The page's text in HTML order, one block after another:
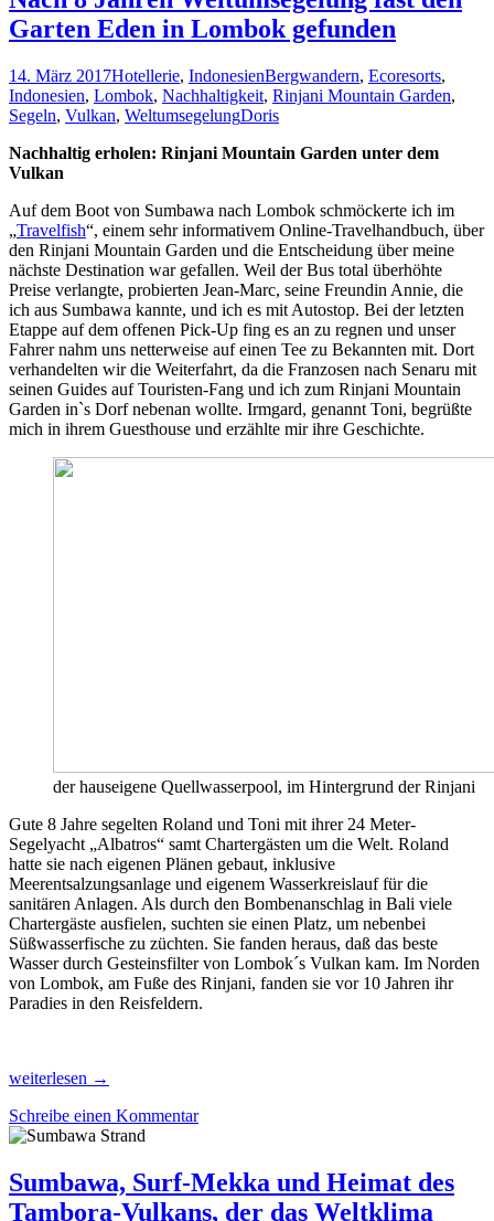
der
Gili
Eco
Lodge
Garten Eden in Lombok gefunden
14. März 2017Hotellerie, IndonesienBergwandern, Ecoresorts,
Indonesien, Lombok, Nachhaltigkeit, Rinjani Mountain Garden,
Segeln, Vulkan, WeltumsegelungDoris
Nachhaltig erholen: Rinjani Mountain Garden unter dem
Vulkan
Auf dem Boot von Sumbawa nach Lombok schmöckerte ich im
„Travelfish“, einem sehr informativem Online-Travelhandbuch, über
den Rinjani Mountain Garden und die Entscheidung über meine
nächste Destination war gefallen. Weil der Bus total überhöhte
Preise verlangte, probierten Jean-Marc, seine Freundin Annie, die
ich aus Sumbawa kannte, und ich es mit Autostop. Bei der letzten
Etappe auf dem offenen Pick-Up fing es an zu regnen und unser
Fahrer nahm uns netterweise auf einen Tee zu Bekannten mit. Dort
verhandelten wir die Weiterfahrt, da die Franzosen nach Senaru mit
seinen Guides auf Touristen-Fang und ich zum Rinjani Mountain
Garden in`s Dorf nebenan wollte. Irmgard, genannt Toni, begrüßte
mich in ihrem Guesthouse und erzählte mir ihre Geschichte.
der hauseigene Quellwasserpool, im Hintergrund der Rinjani
Gute 8 Jahre segelten Roland und Toni mit ihrer 24 Meter-
Segelyacht „Albatros“ samt Chartergästen um die Welt. Roland
hatte sie nach eigenen Plänen gebaut, inklusive
Meerentsalzungsanlage und eigenem Wasserkreislauf für die
sanitären Anlagen. Als durch den Bombenanschlag in Bali viele
Chartergäste ausfielen, suchten sie einen Platz, um nebenbei
Süßwasserfische zu züchten. Sie fanden heraus, daß das beste
Wasser durch Gesteinsfilter von Lombok´s Vulkan kam. Im Norden
von Lombok, am Fuße des Rinjani, fanden sie vor 10 Jahren ihr
Paradies in den Reisfeldern.
Nach
Jahren
Weltumsegelung
den
Garten
Eden
weiterlesen →
Schreibe einen Kommentar
Sumbawa, Surf-Mekka und Heimat des
Tambora-Vulkans, der das Weltklima